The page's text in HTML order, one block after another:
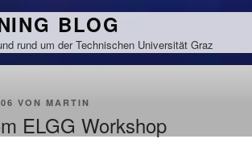
BLOG
rund um der Technischen Universität Graz
VON MARTIN
ELGG Workshop